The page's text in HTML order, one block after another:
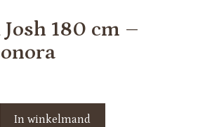
180 cm –
In winkelmand